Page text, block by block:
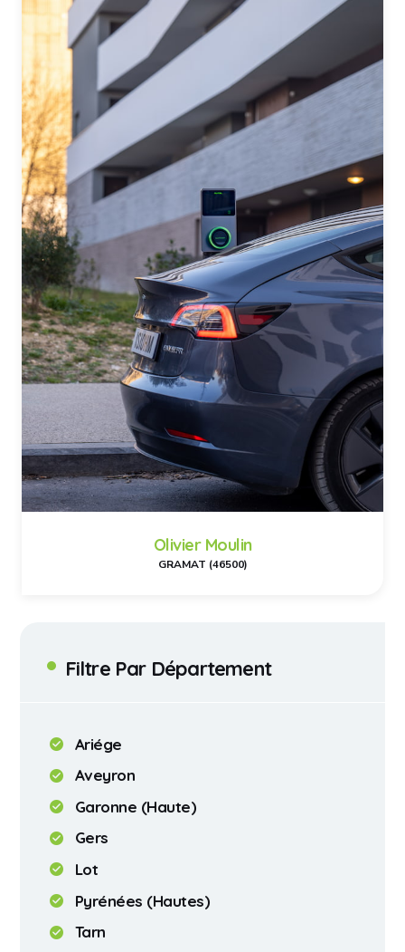
Filtre Par Département
Ariége
Aveyron
Garonne (Haute)
Gers
Lot
Pyrénées (Hautes)
Tarn
Olivier Moulin
GRAMAT (46500)